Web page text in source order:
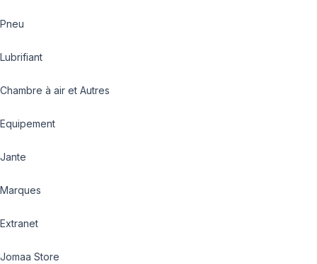
Pneu
Lubrifiant
Chambre à air et Autres
Equipement
Jante
Marques
Extranet
Jomaa Store